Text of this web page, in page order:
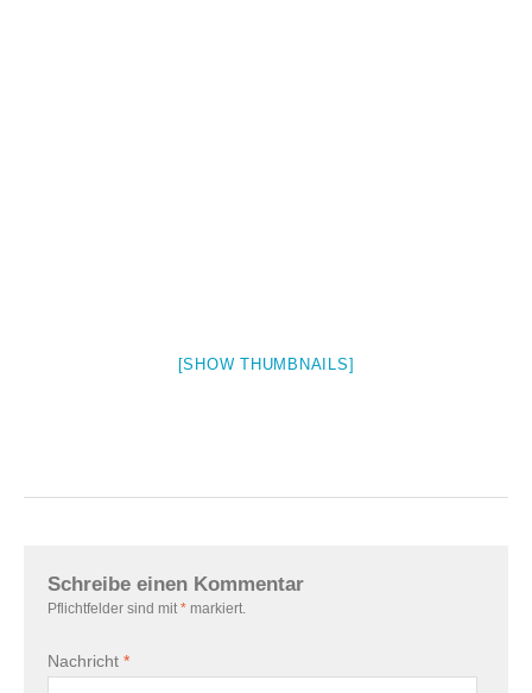
[SHOW THUMBNAILS]
Schreibe einen Kommentar
Pflichtfelder sind mit * markiert.
Nachricht *